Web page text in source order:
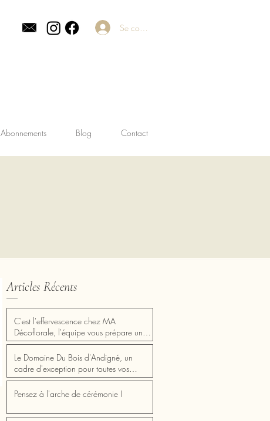
Se connecter
Abonnements Blog Contact
Articles Récents
C'est l'effervescence chez MA
Décoflorale, l'équipe vous prépare une
Saint Valentin inoubliable Mercredi 14
Février✨ 💖✨ Fêtez l'amour avec les
nouveautés MA Décoflorale! ✨💖
Le Domaine Du Bois d'Andigné, un
cadre d'exception pour toutes vos
réceptions!
Pensez à l'arche de cérémonie !